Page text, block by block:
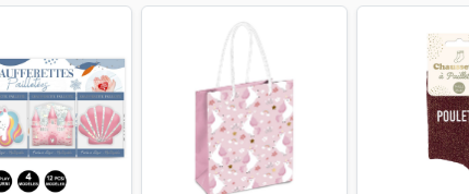
Next Previous Previous